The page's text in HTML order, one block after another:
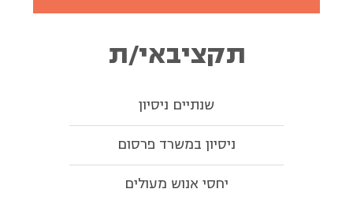
תקציבאי/ת
שנתיים ניסיון
ניסיון במשרד פרסום
יחסי אנוש מעולים